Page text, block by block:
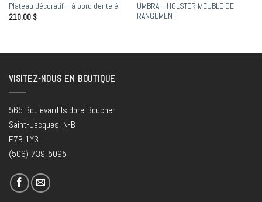
Plateau décoratif – à bord dentelé
210,00 $
UMBRA – HOLSTER MEUBLE DE
RANGEMENT
VISITEZ-NOUS EN BOUTIQUE
565 Boulevard Isidore-Boucher
Saint-Jacques, N-B
E7B 1Y3
(506) 739-5095